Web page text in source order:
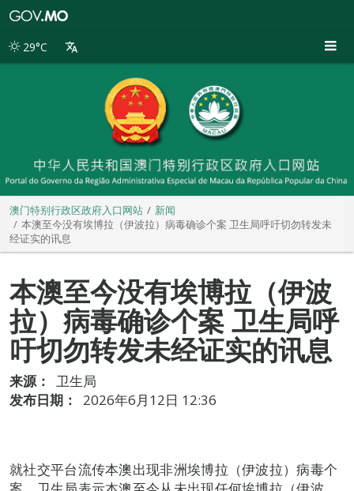
别
29°C
澳门特别行政区政府入口网站
新闻
本澳至今没有埃博拉（伊波拉）病毒确诊个案 卫生局呼吁切勿转发未
经证实的讯息
本澳至今没有埃博拉（伊波
拉）病毒确诊个案 卫生局呼
吁切勿转发未经证实的讯息
来源：
卫生局
发布日期：
2026年6月12日 12:36
就社交平台流传本澳出现非洲埃博拉（伊波拉）病毒个